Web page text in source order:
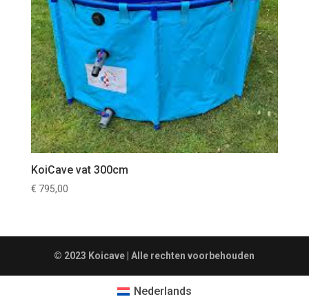
KoiCave vat 300cm
€ 795,00
© 2023 Koicave | Alle rechten voorbehouden
Nederlands